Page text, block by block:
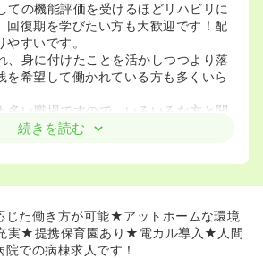
の機能評価を受けるほどリハビリに
回復期を学びたい方も大歓迎です！配
すいです。
身に付けたことを活かしつつより落
を希望して働かれている方も多くいら
多い職場ですので、いろいろな方と関
践していきたい方やチーム医療をして
出来ます。お子様をお持ちの方やプラ
たい看護師さんにおすすめです！曜日
談可能です！
続きを読む
た働き方が可能★アットホームな環境
実★提携保育園あり★電カル導入★人間
での病棟求人です！